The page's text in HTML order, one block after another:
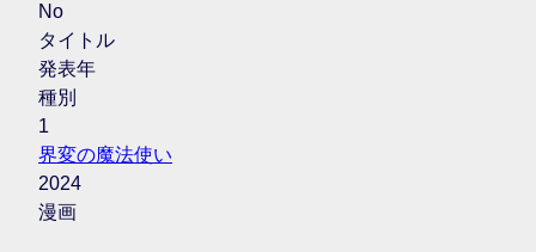
No
タイトル
発表年
種別
1
界変の魔法使い
2024
漫画